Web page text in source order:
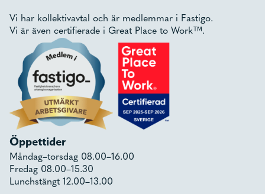
Vi har kollektivavtal och är medlemmar i Fastigo.
Vi är även certifierade i Great Place to Work™.
Öppettider
Måndag–torsdag 08.00–16.00
Fredag 08.00–15.30
Lunchstängt 12.00–13.00